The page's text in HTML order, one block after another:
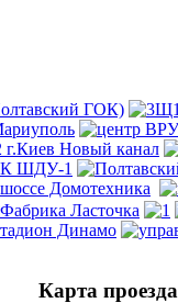
Карта проезда